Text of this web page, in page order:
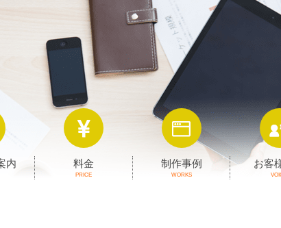
内 料金
PRICE
制作事例
WORKS
お客